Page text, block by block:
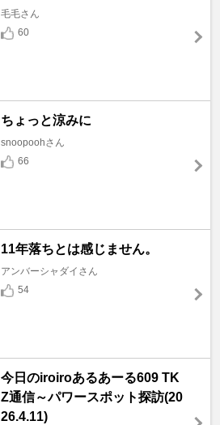
毛毛さん
60
ちょっと涼みに
snoopoohさん
66
11年落ちとは感じません。
アンバーシャダイさん
54
今日のiroiroあるあーる609 TK
Z通信～パワースポット探訪(20
26.4.11)